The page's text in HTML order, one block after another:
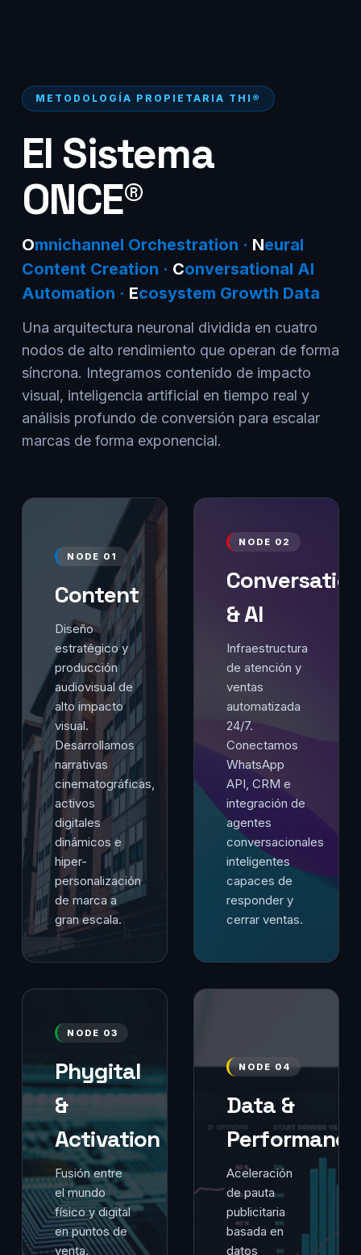
METODOLOGÍA PROPIETARIA THI®
El Sistema
ONCE®
Omnichannel Orchestration · Neural
Content Creation · Conversational AI
Automation · Ecosystem Growth Data
Una arquitectura neuronal dividida en cuatro
nodos de alto rendimiento que operan de forma
síncrona. Integramos contenido de impacto
visual, inteligencia artificial en tiempo real y
análisis profundo de conversión para escalar
marcas de forma exponencial.
NODE 01
Content
Diseño
estratégico y
producción
audiovisual de
alto impacto
visual.
Desarrollamos
narrativas
cinematográficas,
activos
digitales
dinámicos e
hiper-
personalización
de marca a
gran escala.
NODE 02
& AI
Infraestructura
de atención y
ventas
automatizada
24/7.
Conectamos
WhatsApp
API, CRM e
integración de
agentes
conversacionales
inteligentes
capaces de
responder y
cerrar ventas.
NODE 03
Phygital
&
Activation
Fusión entre
el mundo
físico y digital
en puntos de
venta.
NODE 04
Data &
Performance
Aceleración
de pauta
publicitaria
basada en
datos